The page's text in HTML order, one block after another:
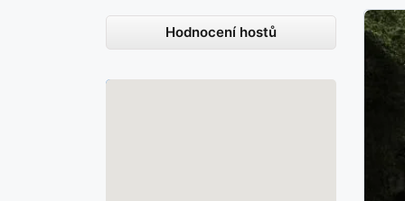
Hodnocení hostů